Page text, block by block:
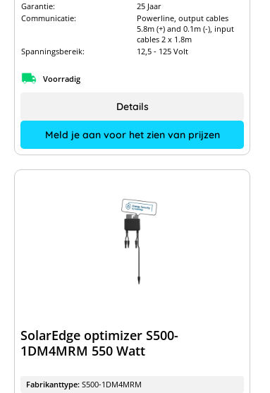
Garantie:
25 Jaar
Communicatie:
Powerline, output cables
5.8m (+) and 0.1m (-), input
cables 2 x 1.8m
Spanningsbereik:
12,5 - 125 Volt
Voorradig
Meld je aan voor het zien van prijzen
Details
SolarEdge optimizer S500-
1DM4MRM 550 Watt
Fabrikanttype: S500-1DM4MRM